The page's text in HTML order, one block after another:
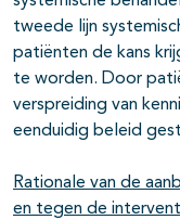
tweede lijn
patiënten de kans
te worden. Door
verspreiding van
eenduidig beleid
Rationale van de
en tegen de